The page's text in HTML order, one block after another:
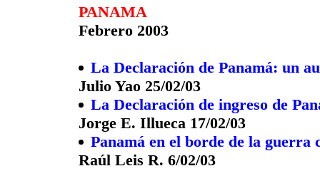
PANAMA
Febrero 2003
La Declaración de Panamá: un
Julio Yao 25/02/03
La Declaración de ingreso de
Jorge E. Illueca 17/02/03
Panamá en el borde de la guerra
Raúl Leis R. 6/02/03